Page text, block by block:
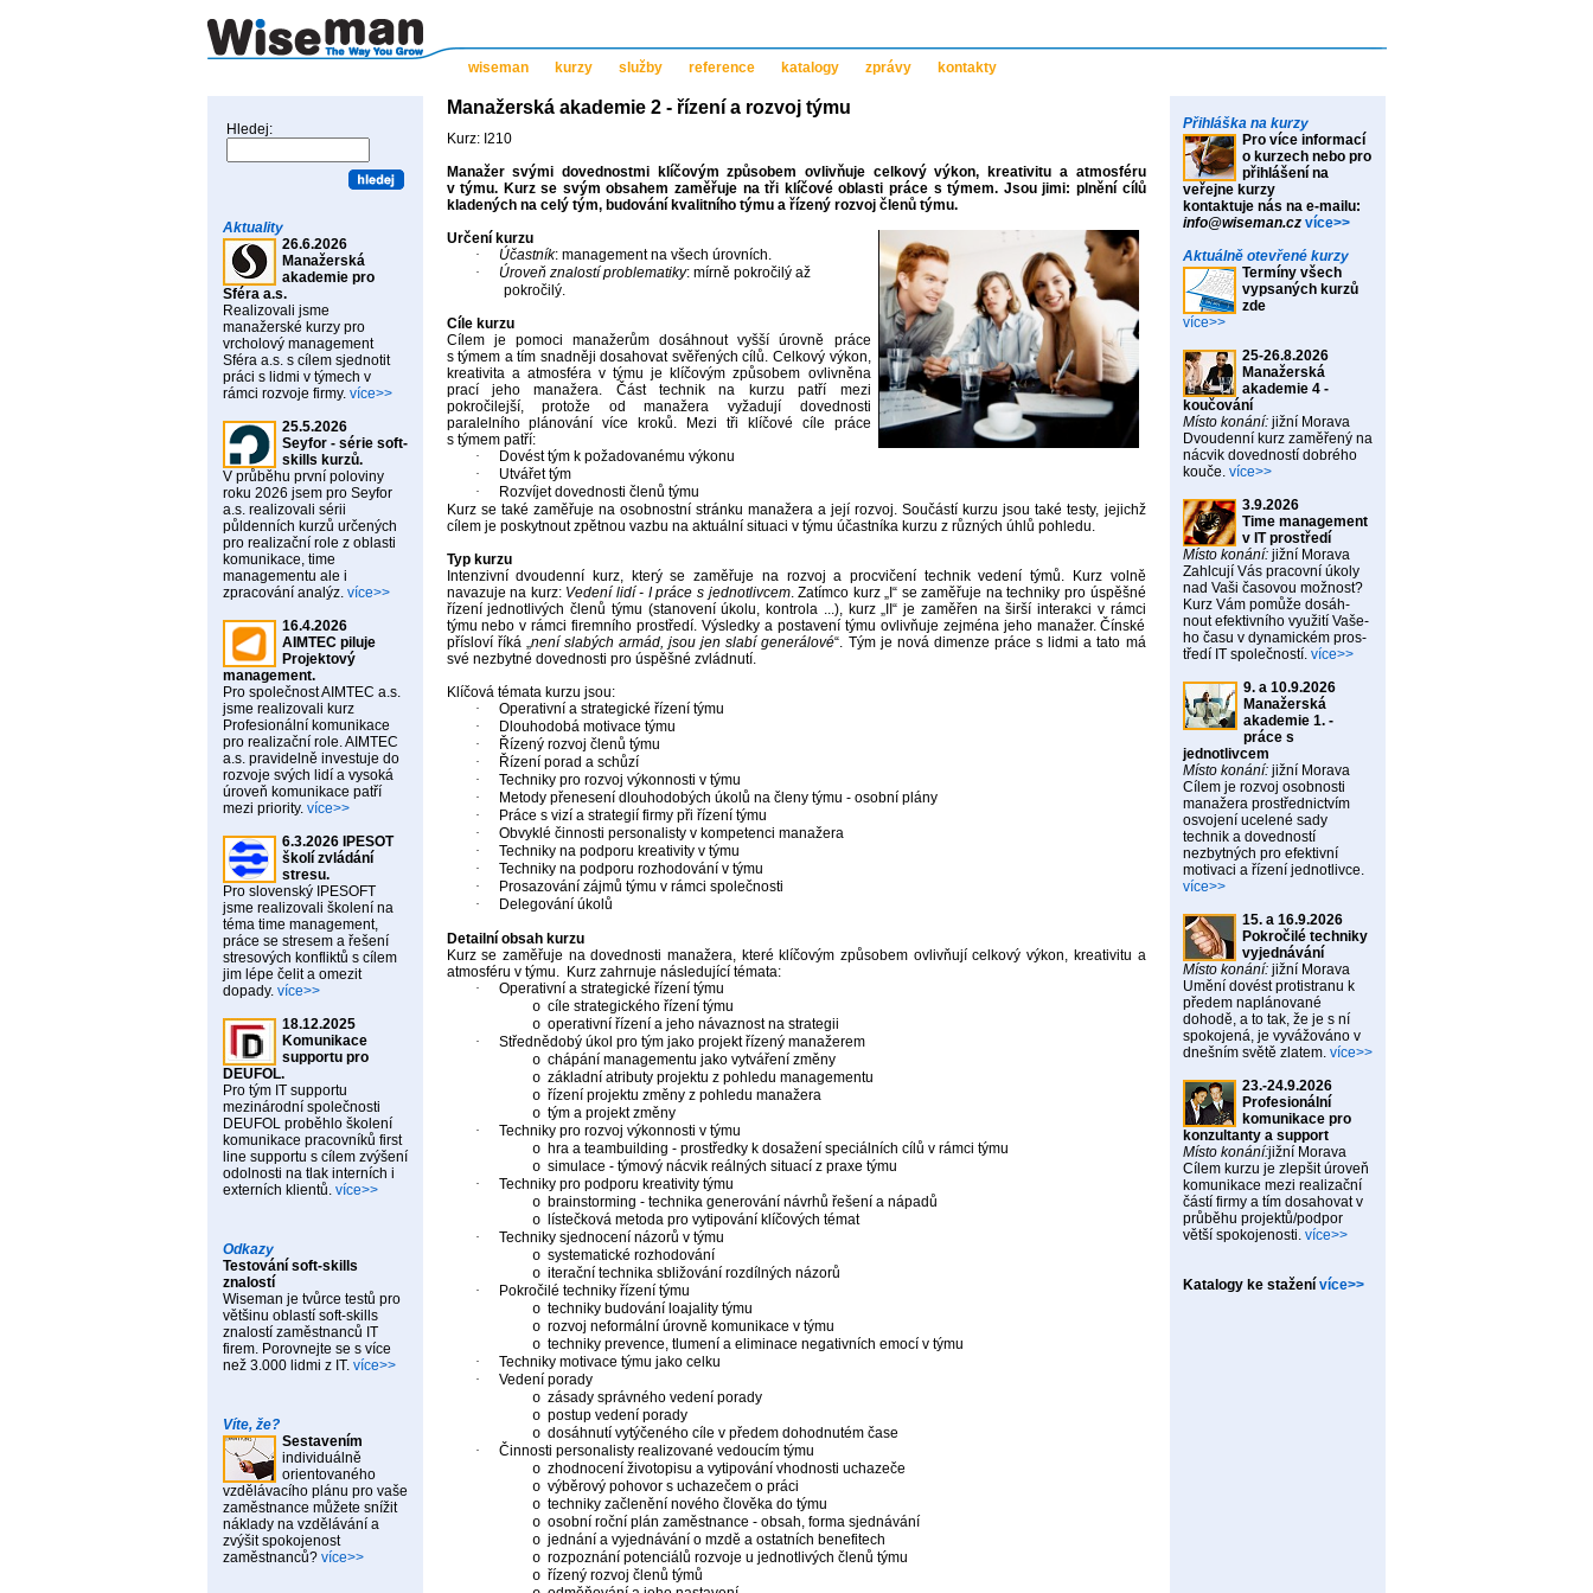
wiseman kurzy služby reference katalogy zprávy kontakty
Hledej:
Aktuality
26.6.2026
Manažerská
akademie pro
Sféra a.s.
Realizovali jsme
manažerské kurzy pro
vrcholový management
Sféra a.s. s cílem sjednotit
práci s lidmi v týmech v
rámci rozvoje firmy. více>>
25.5.2026
Seyfor - série soft-
skills kurzů.
V průběhu první poloviny
roku 2026 jsem pro Seyfor
a.s. realizovali sérii
půldenních kurzů určených
pro realizační role z oblasti
komunikace, time
managementu ale i
zpracování analýz. více>>
16.4.2026
AIMTEC piluje
Projektový
management.
Pro společnost AIMTEC a.s.
jsme realizovali kurz
Profesionální komunikace
pro realizační role. AIMTEC
a.s. pravidelně investuje do
rozvoje svých lidí a vysoká
úroveň komunikace patří
mezi priority. více>>
6.3.2026 IPESOT
školí zvládání
stresu.
Pro slovenský IPESOFT
jsme realizovali školení na
téma time management,
práce se stresem a řešení
stresových konfliktů s cílem
jim lépe čelit a omezit
dopady. více>>
18.12.2025
Komunikace
supportu pro
DEUFOL.
Pro tým IT supportu
mezinárodní společnosti
DEUFOL proběhlo školení
komunikace pracovníků first
line supportu s cílem zvýšení
odolnosti na tlak interních i
externích klientů. více>>
Odkazy
Testování soft-skills
znalostí
Wiseman je tvůrce testů pro
většinu oblastí soft-skills
znalostí zaměstnanců IT
firem. Porovnejte se s více
než 3.000 lidmi z IT. více>>
Víte, že?
Sestavením
individuálně
orientovaného
vzdělávacího plánu pro vaše
zaměstnance můžete snížit
náklady na vzdělávání a
zvýšit spokojenost
zaměstnanců? více>>
Manažerská akademie 2 - řízení a rozvoj týmu
Kurz: I210
Manažer svými dovednostmi klíčovým způsobem ovlivňuje celkový výkon, kreativitu a atmosféru
v týmu. Kurz se svým obsahem zaměřuje na tři klíčové oblasti práce s týmem. Jsou jimi: plnění cílů
kladených na celý tým, budování kvalitního týmu a řízený rozvoj členů týmu.
Určení kurzu
·
Účastník: management na všech úrovních.
·
Úroveň znalostí problematiky: mírně pokročilý až
pokročilý.
Cíle kurzu
Cílem je pomoci manažerům dosáhnout vyšší úrovně práce
s týmem a tím snadněji dosahovat svěřených cílů. Celkový výkon,
kreativita a atmosféra v týmu je klíčovým způsobem ovlivněna
prací jeho manažera. Část technik na kurzu patří mezi
pokročilejší, protože od manažera vyžadují dovednosti
paralelního plánování více kroků. Mezi tři klíčové cíle práce
s týmem patří:
·
Dovést tým k požadovanému výkonu
·
Utvářet tým
·
Rozvíjet dovednosti členů týmu
Kurz se také zaměřuje na osobnostní stránku manažera a její rozvoj. Součástí kurzu jsou také testy, jejichž
cílem je poskytnout zpětnou vazbu na aktuální situaci v týmu účastníka kurzu z různých úhlů pohledu.
Typ kurzu
Intenzivní dvoudenní kurz, který se zaměřuje na rozvoj a procvičení technik vedení týmů. Kurz volně
navazuje na kurz: Vedení lidí - I práce s jednotlivcem. Zatímco kurz „I“ se zaměřuje na techniky pro úspěšné
řízení jednotlivých členů týmu (stanovení úkolu, kontrola ...), kurz „II“ je zaměřen na širší interakci v rámci
týmu nebo v rámci firemního prostředí. Výsledky a postavení týmu ovlivňuje zejména jeho manažer. Čínské
přísloví říká „není slabých armád, jsou jen slabí generálové“. Tým je nová dimenze práce s lidmi a tato má
své nezbytné dovednosti pro úspěšné zvládnutí.
Klíčová témata kurzu jsou:
·
Operativní a strategické řízení týmu
·
Dlouhodobá motivace týmu
·
Řízený rozvoj členů týmu
·
Řízení porad a schůzí
·
Techniky pro rozvoj výkonnosti v týmu
·
Metody přenesení dlouhodobých úkolů na členy týmu - osobní plány
·
Práce s vizí a strategií firmy při řízení týmu
·
Obvyklé činnosti personalisty v kompetenci manažera
·
Techniky na podporu kreativity v týmu
·
Techniky na podporu rozhodování v týmu
·
Prosazování zájmů týmu v rámci společnosti
·
Delegování úkolů
Detailní obsah kurzu
Kurz se zaměřuje na dovednosti manažera, které klíčovým způsobem ovlivňují celkový výkon, kreativitu a
atmosféru v týmu.
Kurz zahrnuje následující témata:
·
Operativní a strategické řízení týmu
o cíle strategického řízení týmu
o operativní řízení a jeho návaznost na strategii
·
Střednědobý úkol pro tým jako projekt řízený manažerem
o chápání managementu jako vytváření změny
o základní atributy projektu z pohledu managementu
o řízení projektu změny z pohledu manažera
o tým a projekt změny
·
Techniky pro rozvoj výkonnosti v týmu
o hra a teambuilding - prostředky k dosažení speciálních cílů v rámci týmu
o simulace - týmový nácvik reálných situací z praxe týmu
·
Techniky pro podporu kreativity týmu
o brainstorming - technika generování návrhů řešení a nápadů
o
lístečková metoda pro vytipování klíčových témat
·
Techniky sjednocení názorů v týmu
o systematické rozhodování
o iterační technika sbližování rozdílných názorů
·
Pokročilé techniky řízení týmu
o techniky budování loajality týmu
o rozvoj neformální úrovně komunikace v týmu
o techniky prevence, tlumení a eliminace negativních emocí v týmu
·
Techniky motivace týmu jako celku
·
Vedení porady
o zásady správného vedení porady
o postup vedení porady
o dosáhnutí vytýčeného cíle v předem dohodnutém čase
·
Činnosti personalisty realizované vedoucím týmu
o zhodnocení životopisu a vytipování vhodnosti uchazeče
o výběrový pohovor s uchazečem o práci
o techniky začlenění nového člověka do týmu
o osobní roční plán zaměstnance - obsah, forma sjednávání
o jednání a vyjednávání o mzdě a ostatních benefitech
o rozpoznání potenciálů rozvoje u jednotlivých členů týmu
o řízený rozvoj členů týmů
Přihláška na kurzy
Pro více informací
o kurzech nebo pro
přihlášení na
veřejne kurzy
kontaktuje nás na e-mailu:
info@wiseman.cz více>>
Aktuálně otevřené kurzy
Termíny všech
vypsaných kurzů
zde
více>>
25-26.8.2026
Manažerská
akademie 4 -
koučování
Místo konání:jižní Morava
Dvoudenní kurz zaměřený na
nácvik dovedností dobrého
kouče. více>>
3.9.2026
Time management
v IT prostředí
Místo konání:jižní Morava
Zahlcují Vás pracovní úkoly
nad Vaši časovou možnost?
Kurz Vám pomůže dosáh-
nout efektivního využití Vaše-
ho času v dynamickém pros-
tředí IT společností. více>>
9. a 10.9.2026
Manažerská
akademie 1. -
práce s
jednotlivcem
Místo konání:jižní Morava
Cílem je rozvoj osobnosti
manažera prostřednictvím
osvojení ucelené sady
technik a dovedností
nezbytných pro efektivní
motivaci a řízení jednotlivce.
více>>
15. a 16.9.2026
Pokročilé techniky
vyjednávání
Místo konání:jižní Morava
Umění dovést protistranu k
předem naplánované
dohodě, a to tak, že je s ní
spokojená, je vyvážováno v
dnešním světě zlatem. více>>
23.-24.9.2026
Profesionální
komunikace pro
konzultanty a support
Místo konání:jižní Morava
Cílem kurzu je zlepšit úroveň
komunikace mezi realizační
částí firmy a tím dosahovat v
průběhu projektů/podpor
větší spokojenosti. více>>
Katalogy ke stažení více>>